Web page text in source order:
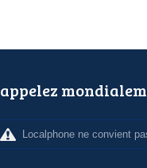
appelez
Localphone ne convient